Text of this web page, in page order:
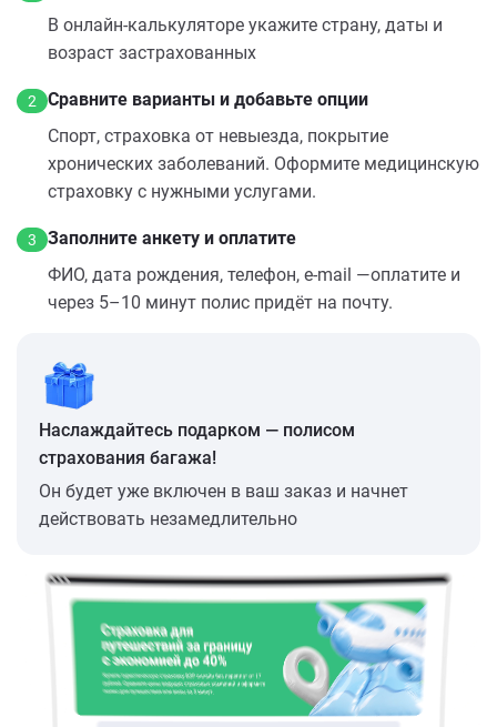
В онлайн‑калькуляторе укажите страну, даты и
возраст застрахованных
2
Сравните варианты и добавьте опции
Спорт, страховка от невыезда, покрытие
хронических заболеваний. Оформите медицинскую
страховку с нужными услугами.
3
Заполните анкету и оплатите
ФИО, дата рождения, телефон, e‑mail —оплатите и
через 5–10 минут полис придёт на почту.
Наслаждайтесь подарком — полисом
страхования багажа!
Он будет уже включен в ваш заказ и начнет
действовать незамедлительно